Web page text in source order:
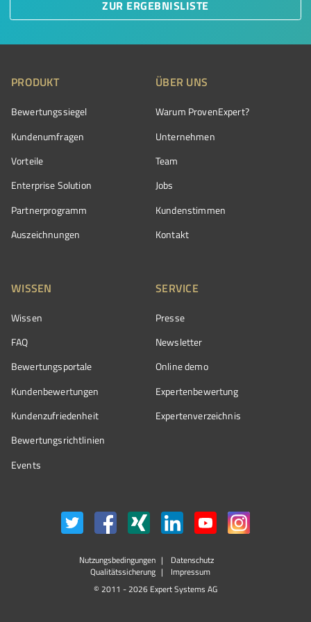
ZUR ERGEBNISLISTE
PRODUKT
Bewertungssiegel
Kundenumfragen
Vorteile
Enterprise Solution
Partnerprogramm
Auszeichnungen
ÜBER UNS
Warum ProvenExpert?
Unternehmen
Team
Jobs
Kundenstimmen
Kontakt
WISSEN
Wissen
FAQ
Bewertungsportale
Kundenbewertungen
Kundenzufriedenheit
Bewertungs­richtlinien
Events
SERVICE
Presse
Newsletter
Online demo
Expertenbewertung
Expertenverzeichnis
Nutzungsbedingungen
Datenschutz
Qualitätssicherung
Impressum
© 2011 - 2026 Expert Systems AG